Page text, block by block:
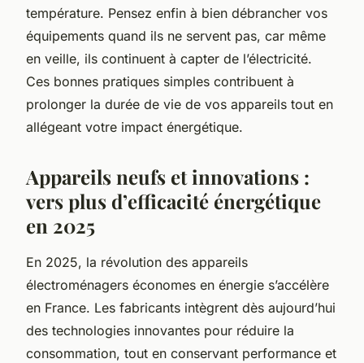
température. Pensez enfin à bien débrancher vos
équipements quand ils ne servent pas, car même
en veille, ils continuent à capter de l’électricité.
Ces bonnes pratiques simples contribuent à
prolonger la durée de vie de vos appareils tout en
allégeant votre impact énergétique.
Appareils neufs et innovations :
vers plus d’efficacité énergétique
en 2025
En 2025, la révolution des appareils
électroménagers économes en énergie s’accélère
en France. Les fabricants intègrent dès aujourd’hui
des technologies innovantes pour réduire la
consommation, tout en conservant performance et